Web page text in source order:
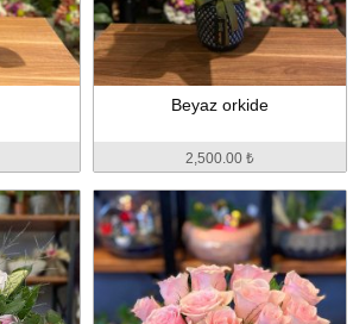
Beyaz orkide
2,500.00 ₺